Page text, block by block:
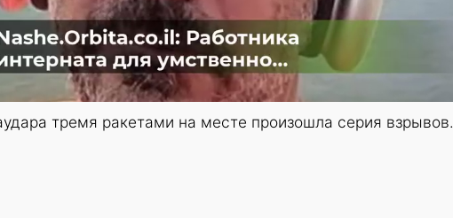
тремя ракетами на месте произошла серия взрывов.